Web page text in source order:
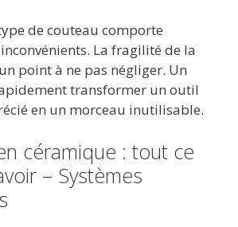
de couteau comporte
La fragilité de la
point à ne pas négliger. Un
transformer un outil
en un morceau inutilisable.
céramique : tout ce
– Systèmes